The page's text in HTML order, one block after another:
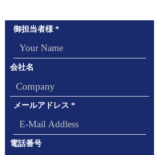
御担当者様
会社名
メールアドレス
電話番号